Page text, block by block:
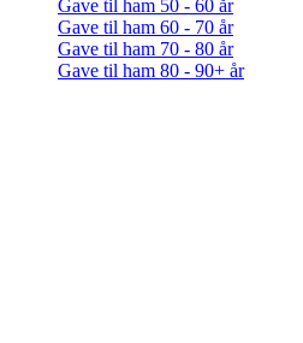
Gave til ham 50 - 60 år
Gave til ham 60 - 70 år
Gave til ham 70 - 80 år
Gave til ham 80 - 90+ år